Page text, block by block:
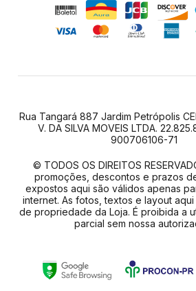
Rua Tangará 887 Jardim Petrópolis
V. DA SILVA MOVEIS LTDA.
900706106-71
© TODOS OS DIREITOS
promoções, descontos e prazos
expostos aqui são válidos apenas
internet. As fotos, textos e layout
de propriedade da Loja. É proibida a
parcial sem nossa